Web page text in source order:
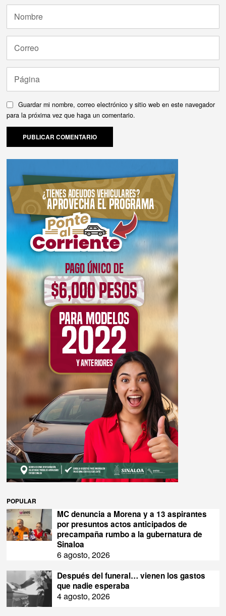
Guardar mi nombre, correo electrónico y sitio web en este navegador
para la próxima vez que haga un comentario.
POPULAR
MC denuncia a Morena y a 13 aspirantes
por presuntos actos anticipados de
precampaña rumbo a la gubernatura de
Sinaloa
6 agosto, 2026
Después del funeral… vienen los gastos
que nadie esperaba
4 agosto, 2026